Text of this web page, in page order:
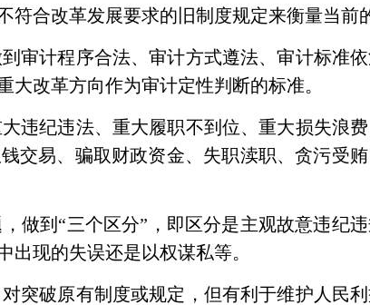
合改革发展要求的旧制度规定来衡量当前
计程序合法、审计方式遵法、审计标准依
改革方向作为审计定性判断的标准。
纪违法、重大履职不到位、重大损失浪
交易、骗取财政资金、失职渎职、贪污受
到“三个区分”，即区分是主观故意违纪
现的失误还是以权谋私等。
破原有制度或规定，但有利于维护人民利